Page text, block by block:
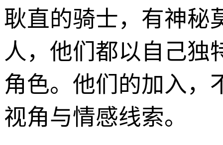
耿直的骑士，有神秘
人，他们都以自己独
角色。他们的加入，
视角与情感线索。